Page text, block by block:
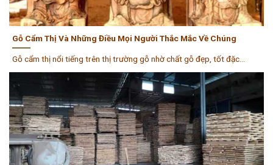
Gỗ Cẩm Thị Và Những Điều Mọi Người Thắc Mắc Về Chúng
Gỗ cẩm thị nổi tiếng trên thị trường gỗ nhờ chất gỗ đẹp, tốt đặc...